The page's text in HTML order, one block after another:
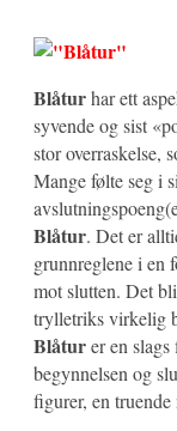
Blåturhar ett
syvende og sist
stor overraskelse,
Mange følte seg i
Blåtur. Det er
grunnreglene i en
mot slutten. Det
trylletriks virkelig
Blåturer en
begynnelsen og
figurer, en